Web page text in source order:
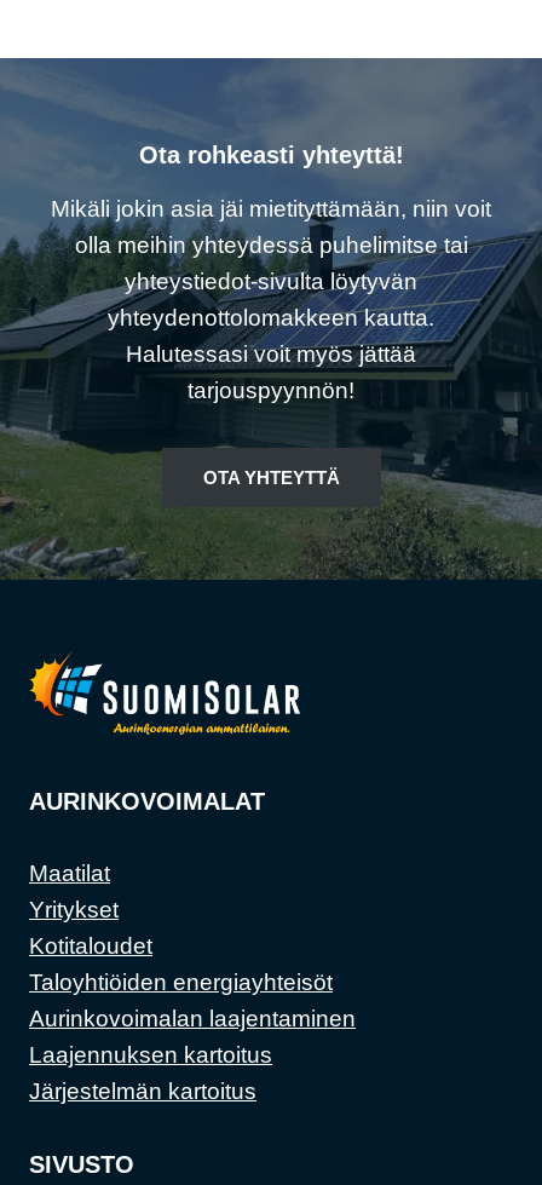
Ota rohkeasti yhteyttä!
Mikäli jokin asia jäi mietityttämään, niin voit
olla meihin yhteydessä puhelimitse tai
yhteystiedot-sivulta löytyvän
yhteydenottolomakkeen kautta.
Halutessasi voit myös jättää
tarjouspyynnön!
OTA YHTEYTTÄ
AURINKOVOIMALAT
Maatilat
Yritykset
Kotitaloudet
Taloyhtiöiden energiayhteisöt
Aurinkovoimalan laajentaminen
Laajennuksen kartoitus
Järjestelmän kartoitus
SIVUSTO